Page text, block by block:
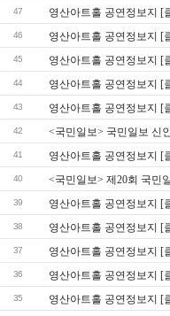
47 영산아트홀 공연정보지 [
46 영산아트홀 공연정보지 [
45 영산아트홀 공연정보지 [
44 영산아트홀 공연정보지 [
43 영산아트홀 공연정보지 [
42 <국민일보> 국민일보 신
41 영산아트홀 공연정보지 [
40 <국민일보> 제20회 국민
39 영산아트홀 공연정보지 [
38 영산아트홀 공연정보지 [
37 영산아트홀 공연정보지 [
36 영산아트홀 공연정보지 [
35 영산아트홀 공연정보지 [